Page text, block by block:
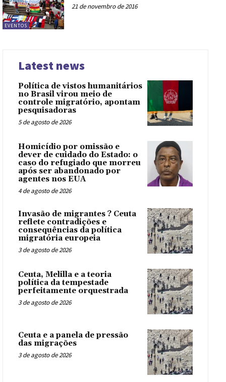
EVENTOS
21 de novembro de 2016
Latest news
Política de vistos humanitários
no Brasil virou meio de
controle migratório, apontam
pesquisadoras
5 de agosto de 2026
Homicídio por omissão e
dever de cuidado do Estado: o
caso do refugiado que morreu
após ser abandonado por
agentes nos EUA
4 de agosto de 2026
Invasão de migrantes ? Ceuta
reflete contradições e
consequências da política
migratória europeia
3 de agosto de 2026
Ceuta, Melilla e a teoria
política da tempestade
perfeitamente orquestrada
3 de agosto de 2026
Ceuta e a panela de pressão
das migrações
3 de agosto de 2026